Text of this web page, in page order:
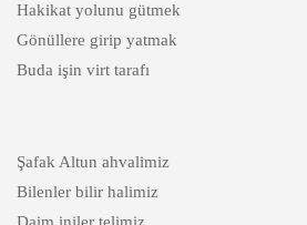
Hakikat yolunu gütmek
Gönüllere girip yatmak
Buda işin virt tarafı
Şafak Altun ahvalimiz
Bilenler bilir halimiz